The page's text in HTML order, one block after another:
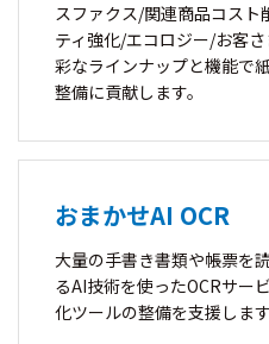
スファクス/関連商品コスト
ティ強化/エコロジー/お客
彩なラインナップと機能で
整備に貢献します。
おまかせAI OCR
大量の手書き書類や帳票を
るAI技術を使ったOCRサー
化ツールの整備を支援します